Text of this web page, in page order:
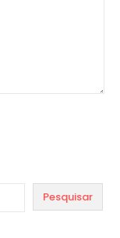
Pesquisar